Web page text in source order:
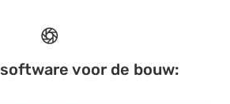
voor de bouw: